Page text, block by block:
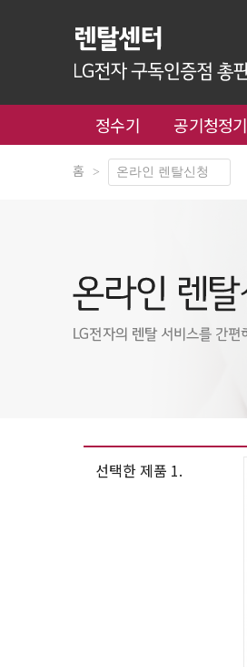
정수기 공기청정기
홈 >
선택한 제품 1.